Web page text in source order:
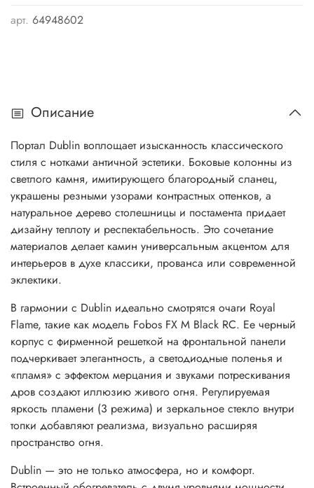
арт. 64948602
Описание
Портал Dublin воплощает изысканность классического
стиля с нотками античной эстетики. Боковые колонны из
светлого камня, имитирующего благородный сланец,
украшены резными узорами контрастных оттенков, а
натуральное дерево столешницы и постамента придает
дизайну теплоту и респектабельность. Это сочетание
материалов делает камин универсальным акцентом для
интерьеров в духе классики, прованса или современной
эклектики.
В гармонии с Dublin идеально смотрятся очаги Royal
Flame, такие как модель Fobos FX M Black RC. Ее черный
корпус с фирменной решеткой на фронтальной панели
подчеркивает элегантность, а светодиодные поленья и
«пламя» с эффектом мерцания и звуками потрескивания
дров создают иллюзию живого огня. Регулируемая
яркость пламени (3 режима) и зеркальное стекло внутри
топки добавляют реализма, визуально расширяя
пространство огня.
Dublin — это не только атмосфера, но и комфорт.